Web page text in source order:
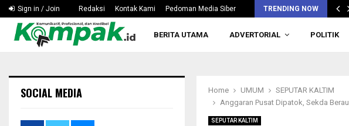
Sign in / Join Redaksi Kontak Kami Pedoman Media Siber TRENDING NOW
Berau Tuan Rumah Rakorda FKUB 2027, Wabup…
BERITA UTAMA ADVERTORIAL POLITIK
Home UMUM
SEPUTAR KALTIM
Anggaran Pusat Dipatok, Sekda
SEPUTAR KALTIM
SOCIAL MEDIA